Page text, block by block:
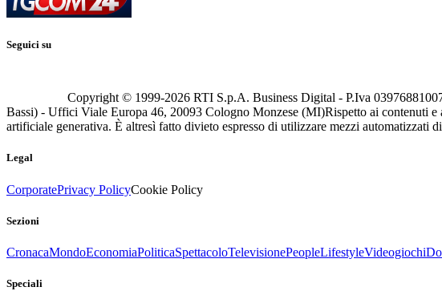
Seguici su
Copyright © 1999-2026 RTI S.p.A. Business Digital - P.Iva
Bassi) - Uffici Viale Europa 46, 20093 Cologno Monzese (MI)Rispetto ai contenuti e
artificiale generativa. È altresì fatto divieto espresso di utilizzare mezzi automatizzati
Legal
CorporatePrivacy PolicyCookie Policy
Sezioni
CronacaMondoEconomiaPoliticaSpettacoloTelevisionePeopleLifestyleVideogiochi
Speciali